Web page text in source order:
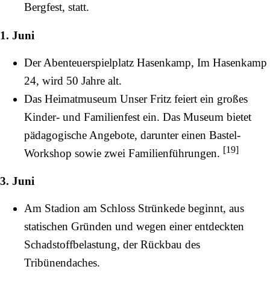
Bergfest, statt.
1. Juni
Der Abenteuerspielplatz Hasenkamp, Im Hasenkamp
24, wird 50 Jahre alt.
Das Heimatmuseum Unser Fritz feiert ein großes
Kinder- und Familienfest ein. Das Museum bietet
pädagogische Angebote, darunter einen Bastel-
Workshop sowie zwei Familienführungen. [19]
3. Juni
Am Stadion am Schloss Strünkede beginnt, aus
statischen Gründen und wegen einer entdeckten
Schadstoffbelastung, der Rückbau des
Tribünendaches.